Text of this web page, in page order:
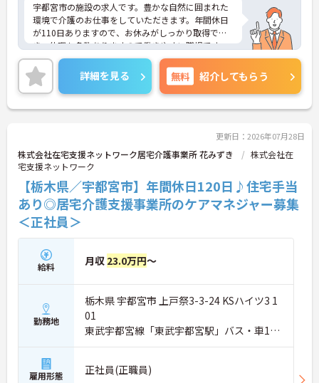
宇都宮市の施設の求人です。豊かな自然に囲まれた
環境で介護のお仕事をしていただきます。年間休日
が110日ありますので、お休みがしっかり取得で
き、休暇も多数ありますので働きやすい職場です。
ご興味のある方には詳細をお話しますので、お気軽
にお問い合わせください。
詳細を見る 無料 紹介してもらう
更新日：2026年07月28日
株式会社在宅支援ネットワーク居宅介護事業所 花みずき
株式会社在
宅支援ネットワーク
【栃木県／宇都宮市】年間休日120日♪住宅手当
あり◎居宅介護支援事業所のケアマネジャー募集
＜正社員＞
給料 月収 23.0万円～
勤務地
栃木県 宇都宮市 上戸祭3-3-24 KSハイツ3 1
01
東武宇都宮線「東武宇都宮駅」バス・車15
分
雇用形態 正社員(正職員)